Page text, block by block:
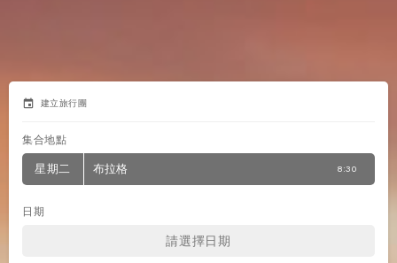
event 建立旅行團
集合地點
星期二 布拉格 8:30
日期